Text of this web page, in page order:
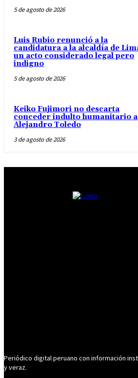
5 de agosto de 2026
Luis Rubio renunció a la
candidatura a la alcaldía de
un acto considerado legal pero
indigno
5 de agosto de 2026
Keiko Fujimori no descarta
conceder indulto humanitario a
Alejandro Toledo
3 de agosto de 2026
Periódico digital peruano con información
y veraz.